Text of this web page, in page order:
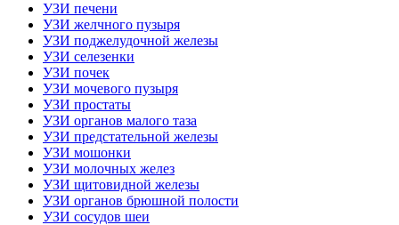
УЗИ печени
УЗИ желчного пузыря
УЗИ поджелудочной железы
УЗИ селезенки
УЗИ почек
УЗИ мочевого пузыря
УЗИ простаты
УЗИ органов малого таза
УЗИ предстательной железы
УЗИ мошонки
УЗИ молочных желез
УЗИ щитовидной железы
УЗИ органов брюшной полости
УЗИ сосудов шеи